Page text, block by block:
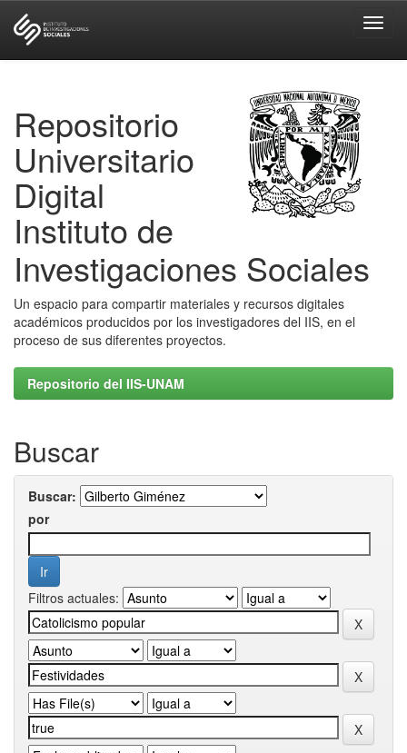
Repositorio
Universitario
Digital
Instituto de
Investigaciones Sociales
Un espacio para compartir materiales y recursos digitales
académicos producidos por los investigadores del IIS, en el
proceso de sus diferentes proyectos.
Repositorio del IIS-UNAM
Buscar
Buscar:
por
Filtros actuales: